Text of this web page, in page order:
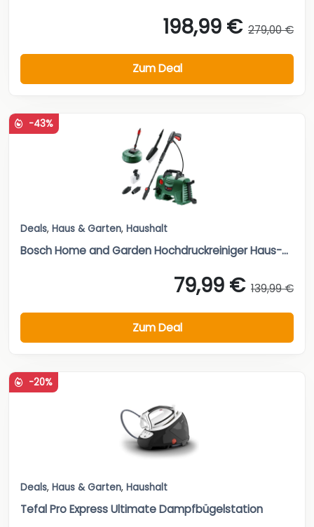
198,99 € 279,00 €
Zum Deal
-43%
Deals, Haus & Garten, Haushalt
Bosch Home and Garden Hochdruckreiniger Haus-...
79,99 € 139,99 €
Zum Deal
-20%
Deals, Haus & Garten, Haushalt
Tefal Pro Express Ultimate Dampfbügelstation